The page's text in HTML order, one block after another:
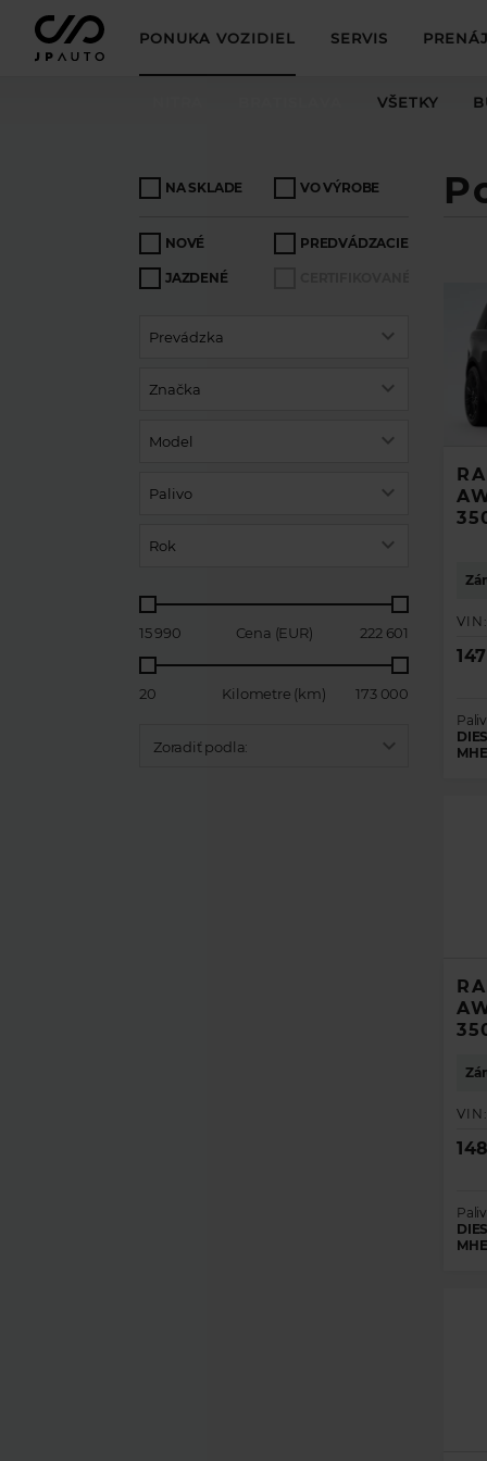
PONUKA VOZIDIEL
VŠETKY
SERVIS
NA SKLADE VO VÝROBE
NOVÉ PREDVÁDZACIE
JAZDENÉ
Prevádzka
Značka
Model
Palivo
Rok
15 990 Cena (EUR) 222 601
20 Kilometre (km) 173 000
Zoradiť podla:
VIN:
VIN: